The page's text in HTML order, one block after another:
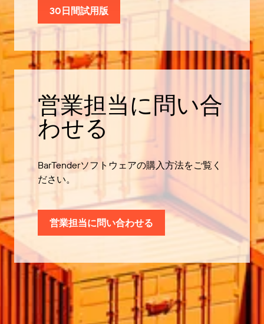
30日間試用版
営業担当に問い合
わせる
BarTenderソフトウェアの購入方法をご覧く
ださい。
営業担当に問い合わせる